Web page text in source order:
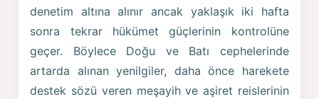
denetim altına alınır ancak yaklaşık iki hafta
sonra tekrar hükümet güçlerinin kontrolüne
geçer. Böylece Doğu ve Batı cephelerinde
artarda alınan yenilgiler, daha önce harekete
destek sözü veren meşayih ve aşiret reislerinin